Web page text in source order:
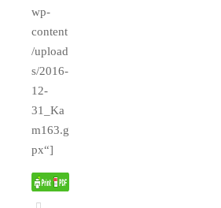
wp-
content
/upload
s/2016-
12-
31_Ka
m163.g
px“]